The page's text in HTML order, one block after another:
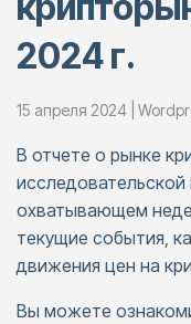
2024 г.
15 апреля 2024 |
В отчете о рынке
исследовательской
охватывающем
текущие события,
движения цен на
Вы можете